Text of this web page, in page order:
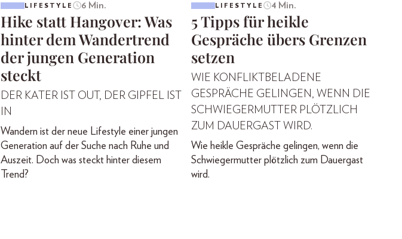
LIFESTYLE 6 Min.
Hike statt Hangover: Was
hinter dem Wandertrend
der jungen Generation
steckt
DER KATER IST OUT, DER GIPFEL IST
IN
Wandern ist der neue Lifestyle einer jungen
Generation auf der Suche nach Ruhe und
Auszeit. Doch was steckt hinter diesem
Trend?
LIFESTYLE 4 Min.
5 Tipps für heikle
Gespräche übers Grenzen
setzen
WIE KONFLIKTBELADENE
GESPRÄCHE GELINGEN, WENN DIE
SCHWIEGERMUTTER PLÖTZLICH
ZUM DAUERGAST WIRD.
Wie heikle Gespräche gelingen, wenn die
Schwiegermutter plötzlich zum Dauergast
wird.